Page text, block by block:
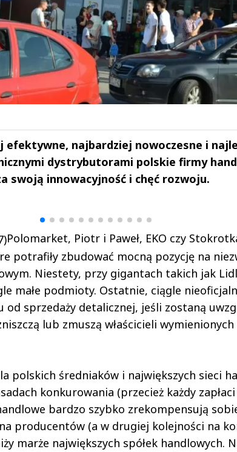
efektywne, najbardziej nowoczesne i
dystrybutorami polskie firmy
swoją innowacyjność i chęć rozwoju.
Polomarket, Piotr i Paweł, EKO czy
potrafiły zbudować mocną pozycję na
Niestety, przy gigantach takich jak
małe podmioty. Ostatnie, ciągle
sprzedaży detalicznej, jeśli zostaną
lub zmuszą właścicieli wymienionych
polskich średniaków i największych sieci
konkurowania (przecież każdy
bardzo szybko zrekompensują
producentów (a w drugiej kolejności na
marże największych spółek handlowych.
i Andrzej